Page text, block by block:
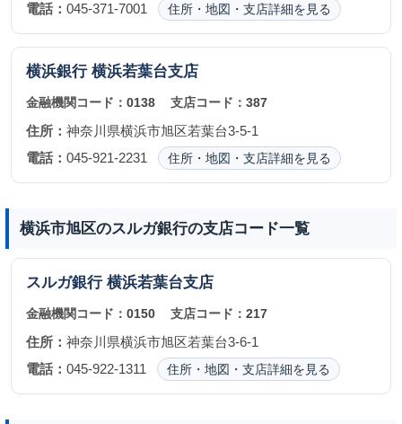
電話： 045-371-7001 住所・地図・支店詳細を見る
横浜銀行 横浜若葉台支店
金融機関コード： 0138 支店コード：387
住所： 神奈川県横浜市旭区若葉台3-5-1
電話： 045-921-2231 住所・地図・支店詳細を見る
横浜市旭区のスルガ銀行の支店コード一覧
スルガ銀行 横浜若葉台支店
金融機関コード： 0150 支店コード：217
住所： 神奈川県横浜市旭区若葉台3-6-1
電話： 045-922-1311 住所・地図・支店詳細を見る